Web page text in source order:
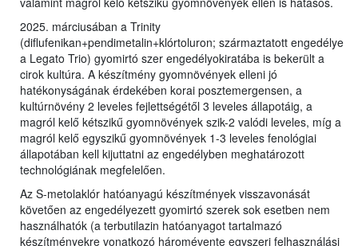
2025. márciusában a Trinity
(diflufenikan+pendimetalin+klórtoluron; származtatott engedélye
a Legato Trio) gyomirtó szer engedélyokiratába is bekerült a
cirok kultúra. A készítmény gyomnövények elleni jó
hatékonyságának érdekében korai posztemergensen, a
kultúrnövény 2 leveles fejlettségétől 3 leveles állapotáig, a
magról kelő kétszikű gyomnövények szik-2 valódi leveles, míg a
magról kelő egyszikű gyomnövények 1-3 leveles fenológiai
állapotában kell kijuttatni az engedélyben meghatározott
technológiának megfelelően.
Az S-metolaklór hatóanyagú készítmények visszavonását
követően az engedélyezett gyomirtó szerek sok esetben nem
használhatók (a terbutilazin hatóanyagot tartalmazó
készítményekre vonatkozó háromévente egyszeri felhasználási